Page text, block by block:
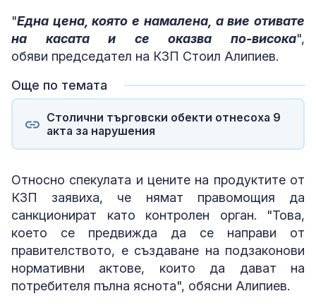
"Една цена, която е намалена, а вие отивате
на касата и се оказва по-висока",
обяви председател на КЗП Стоил Алипиев.
Още по темата
Столични търговски обекти отнесоха 9
акта за нарушения
Относно спекулата и цените на продуктите от
КЗП заявиха, че нямат правомощия да
санкционират като контролен орган. "Това,
което се предвижда да се направи от
правителството, е създаване на подзаконови
нормативни актове, които да дават на
потребителя пълна яснота", обясни Алипиев.